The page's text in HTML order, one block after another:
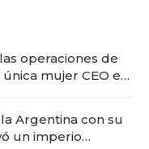
operaciones de
única mujer CEO en
Argentina con su
un imperio